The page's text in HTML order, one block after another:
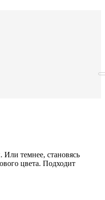
Или темнее, становясь
цвета. Подходит